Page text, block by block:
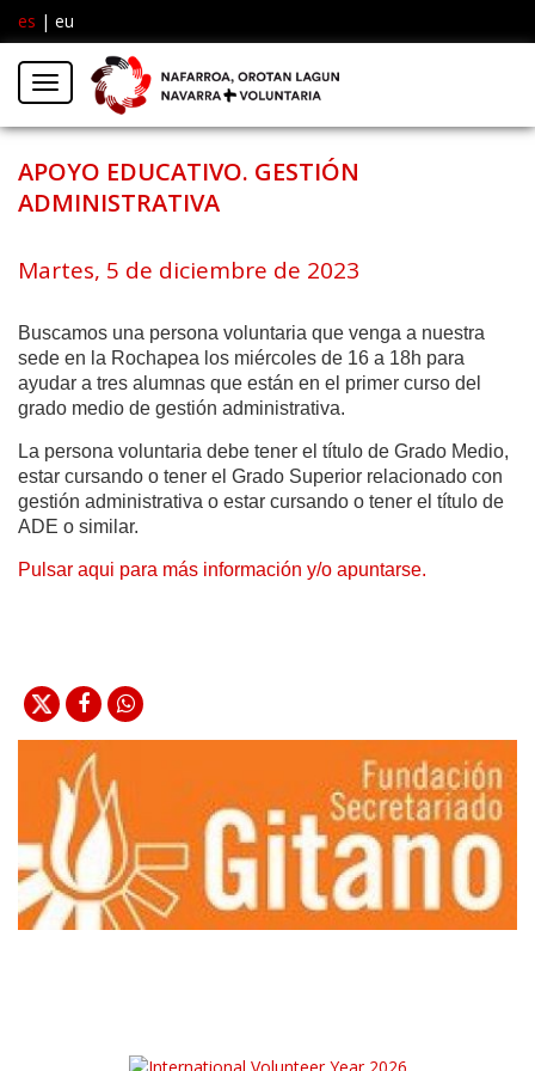
es | eu
Menú
APOYO EDUCATIVO. GESTIÓN
ADMINISTRATIVA
Martes, 5 de diciembre de 2023
Buscamos una persona voluntaria que venga a nuestra
sede en la Rochapea los miércoles de 16 a 18h para
ayudar a tres alumnas que están en el primer curso del
grado medio de gestión administrativa.
La persona voluntaria debe tener el título de Grado Medio,
estar cursando o tener el Grado Superior relacionado con
gestión administrativa o estar cursando o tener el título de
ADE o similar.
Pulsar aqui para más información y/o apuntarse.